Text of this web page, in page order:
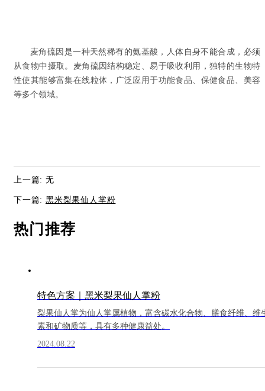
麦角硫因是一种天然稀有的氨基酸，人体自身不能合成，必须
从食物中摄取。麦角硫因结构稳定、易于吸收利用，独特的生物特
性使其能够富集在线粒体，广泛应用于功能食品、保健食品、美容
等多个领域。
上一篇: 无
下一篇: 黑米梨果仙人掌粉
热门推荐
特色方案｜黑米梨果仙人掌粉
梨果仙人掌为仙人掌属植物，富含碳水化合物、膳食纤维、维
素和矿物质等，具有多种健康益处。
2024.08.22